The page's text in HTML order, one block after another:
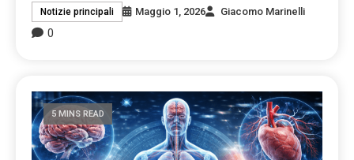
Notizie principali Maggio 1, 2026 Giacomo Marinelli
0
5 MINS READ